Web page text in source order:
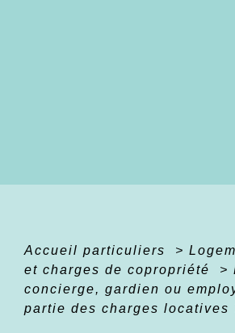
Accueil particuliers >
et charges de copropriété
>
concierge, gardien ou
partie des charges locatives